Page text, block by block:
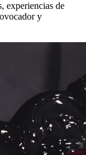
experiencias de
y